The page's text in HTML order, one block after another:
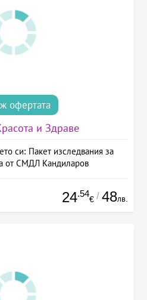
офертата
и Здраве
си: Пакет изследвания за
от СМДЛ Кандиларов
24.54
€ / 48лв.